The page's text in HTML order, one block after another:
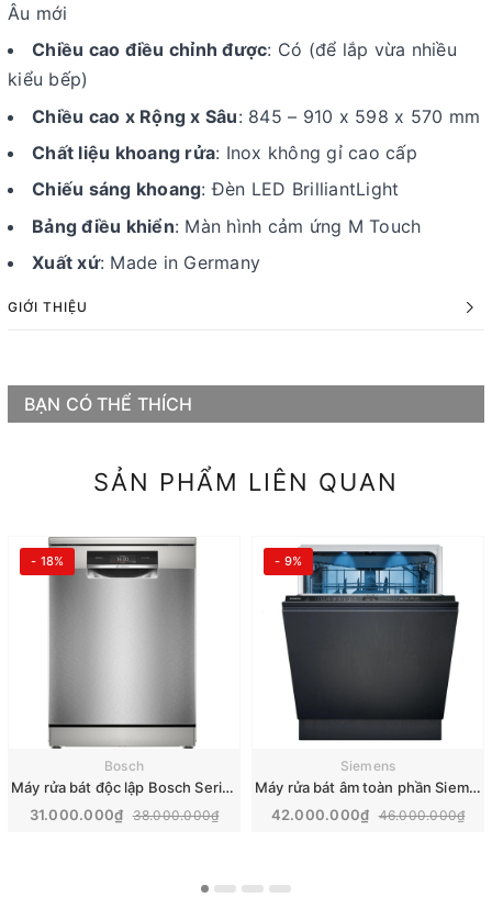
Âu mới
Chiều cao điều chỉnh được: Có (để lắp vừa nhiều
kiểu bếp)
Chiều cao x Rộng x Sâu: 845 – 910 x 598 x 570 mm
Chất liệu khoang rửa: Inox không gỉ cao cấp
Chiếu sáng khoang: Đèn LED BrilliantLight
Bảng điều khiển: Màn hình cảm ứng M Touch
Xuất xứ: Made in Germany
GIỚI THIỆU
BẠN CÓ THỂ THÍCH
SẢN PHẨM LIÊN QUAN
- 18%
Bosch
Máy rửa bát độc lập Bosch Series 8 | SMS8ZDI86M
31.000.000₫ 38.000.000₫
- 9%
Siemens
Máy rửa bát âm toàn phần Siemens iQ500 | SN65EX12CE
42.000.000₫ 46.000.000₫